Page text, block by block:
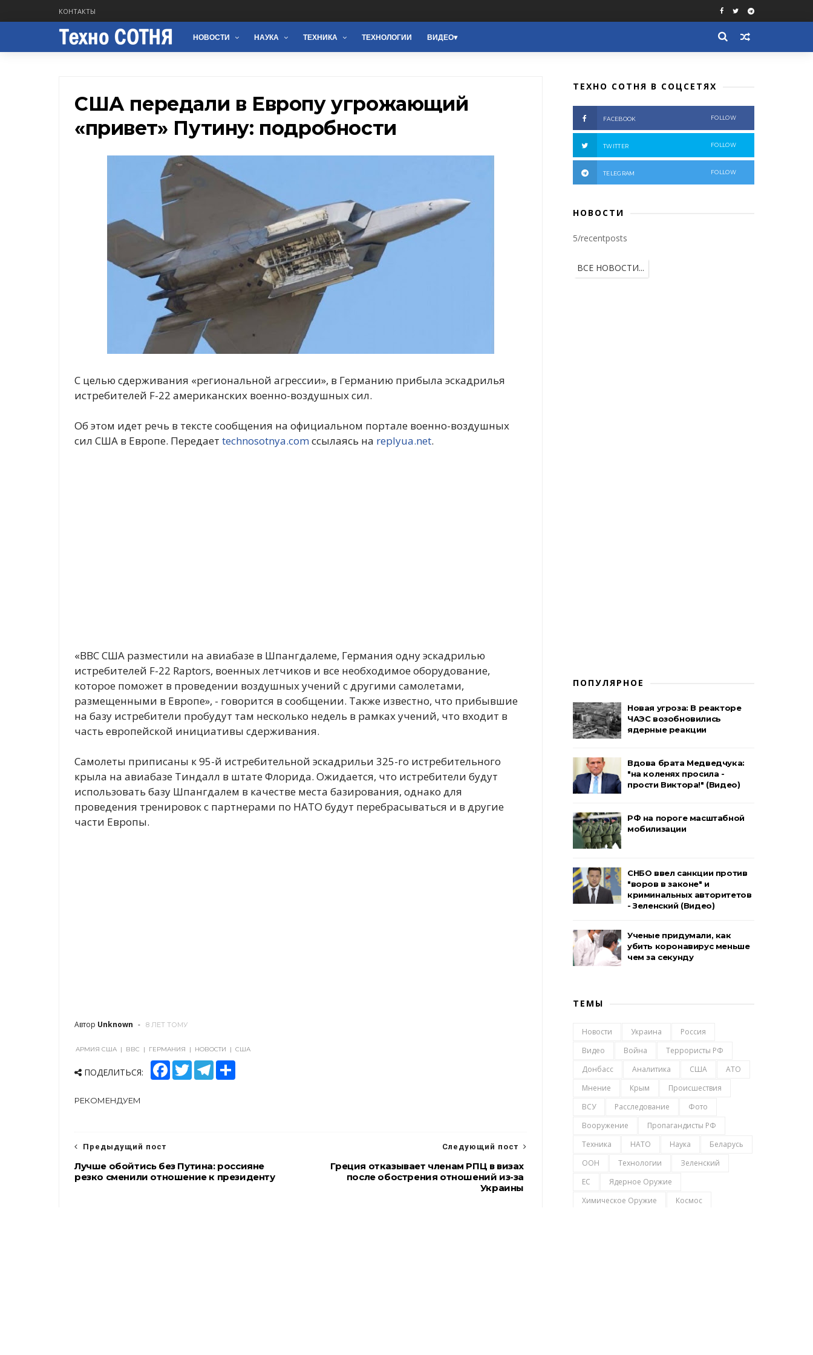
КОНТАКТЫ
НОВОСТИ НАУКА ТЕХНИКА ТЕХНОЛОГИИ ВИДЕО
США передали в Европу угрожающий
«привет» Путину: подробности
С целью сдерживания «региональной агрессии», в Германию прибыла эскадрилья
истребителей F-22 американских военно-воздушных сил.
Об этом идет речь в тексте сообщения на официальном портале военно-воздушных
сил США в Европе. Передает technosotnya.comссылаясь на replyua.net.
«ВВС США разместили на авиабазе в Шпангдалеме, Германия одну эскадрилью
истребителей F-22 Raptors, военных летчиков и все необходимое оборудование,
которое поможет в проведении воздушных учений с другими самолетами,
размещенными в Европе», - говорится в сообщении. Также известно, что прибывшие
на базу истребители пробудут там несколько недель в рамках учений, что входит в
часть европейской инициативы сдерживания.
Самолеты приписаны к 95-й истребительной эскадрильи 325-го истребительного
крыла на авиабазе Тиндалл в штате Флорида. Ожидается, что истребители будут
использовать базу Шпангдалем в качестве места базирования, однако для
проведения тренировок с партнерами по НАТО будут перебрасываться и в другие
части Европы.
Автор Unknown 8 ЛЕТ ТОМУ
АРМИЯ США | ВВС | ГЕРМАНИЯ | НОВОСТИ | США
ПОДЕЛИТЬСЯ:
F
T
w
T
РЕКОМЕНДУЕМ
Следующий пост
Греция отказывает членам РПЦ в визах
после обострения отношений из-за
Украины
Предыдущий пост
Лучше обойтись без Путина: россияне
резко сменили отношение к президенту
ТЕХНО СОТНЯ В СОЦСЕТЯХ
FACEBOOK FOLLOW
TWITTER FOLLOW
TELEGRAM FOLLOW
НОВОСТИ
5/recentposts
ВСЕ НОВОСТИ...
ПОПУЛЯРНОЕ
Новая угроза: В реакторе
ЧАЭС возобновились
ядерные реакции
Вдова брата Медведчука:
"на коленях просила -
прости Виктора!" (Видео)
РФ на пороге масштабной
мобилизации
СНБО ввел санкции против
"воров в законе" и
криминальных авторитетов
- Зеленский (Видео)
Ученые придумали, как
убить коронавирус меньше
чем за секунду
ТЕМЫ
Новости Украина
Россия
Видео
Война
Террористы РФ
Донбасс
Аналитика США
АТО
Мнение
Крым
Происшествия
ВСУ
Расследование
Фото
Вооружение
Пропагандисты РФ
Техника
НАТО Наука
Беларусь
ООН
Технологии
Зеленский
ЕС
Ядерное Оружие
Химическое Оружие
Космос